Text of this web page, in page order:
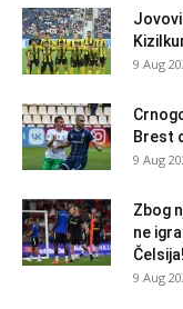
9 Aug
Brest
9 Aug
Zbog
ne
Čelsija!
9 Aug